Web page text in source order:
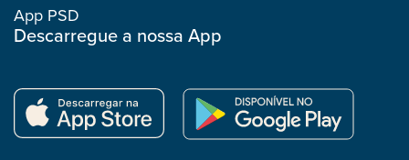
App PSD
Descarregue a nossa App